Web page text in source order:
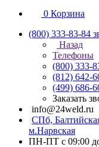
0 Корзина
(800) 333-83-84
Назад
Телефоны
(800) 333-
(812) 642-
(499) 686-
Заказать
info@24weld.ru
СПб,
м.Нарвская
ПН-ПТ с 09:00